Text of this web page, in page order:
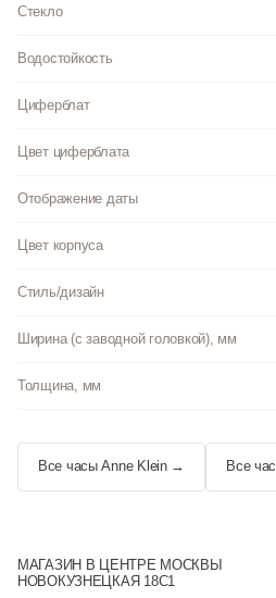
Стекло
Водостойкость
Циферблат
Цвет циферблата
Отображение даты
Цвет корпуса
Стиль/дизайн
Ширина (с заводной головкой), мм
Толщина, мм
Все часы Anne Klein → Все
МАГАЗИН В ЦЕНТРЕ МОСКВЫ
НОВОКУЗНЕЦКАЯ 18С1